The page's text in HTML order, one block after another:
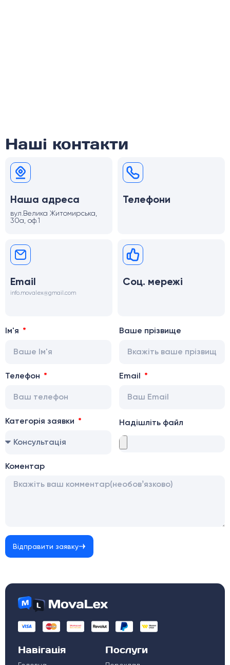
Наші контакти
Наша адреса
вул.Велика Житомирська,
30а, оф.1
Телефони
Email
info.movalex@gmail.com
Соц. мережі
Ім'я Ваше прізвище
Телефон Email
Категорія заявки Надішліть файл
Коментар
Відправити заявку
Навігація Послуги